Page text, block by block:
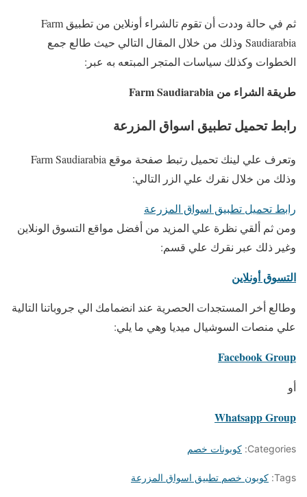
ثم في حالة وددت أن تقوم تالشراء أونلاين من تطبيق Farm
Saudiarabia وذلك من خلال المقال التالي حيث طالع جمع
الخطوات وكذلك سياسات المتجر المبتعه به عبر:
طريقة الشراء من Farm Saudiarabia
رابط تحميل تطبيق اسواق المزرعة
وتعرف علي لينك تحميل رتبط صفحة موقع Farm Saudiarabia
وذلك من خلال نقرك علي الزر التالي:
رابط تحميل تطبيق اسواق المزرعة
ومن ثم ألقي نظرة علي المزيد من أفضل مواقع التسوق الونلاين
وغير ذلك عبر نقرك علي قسم:
التسوق أونلاين
وطالع أخر المستجدات الحصرية عند انضمامك الي جروباتنا التالية
علي منصات السوشيال ميديا وهي ما يلي:
Facebook Group
أو
Whatsapp Group
Categories: كوبونات خصم
Tags: كوبون خصم تطبيق اسواق المزرعة